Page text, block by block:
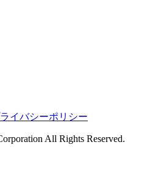
イバシーポリシー
All Rights Reserved.